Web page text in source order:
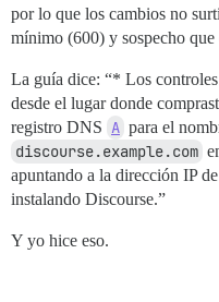
por lo que los cambios no
mínimo (600) y sospecho
La guía dice: “* Los
desde el lugar donde
registro DNS A para el
discourse.example.com
apuntando a la dirección IP
instalando Discourse.”
Y yo hice eso.